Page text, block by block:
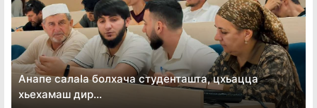
Анапе салаӏа болхача студенташта, цхьацца
хьехамаш дир...